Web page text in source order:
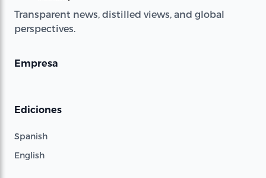
Transparent news, distilled views, and global
perspectives.
Empresa
Ediciones
Spanish
English